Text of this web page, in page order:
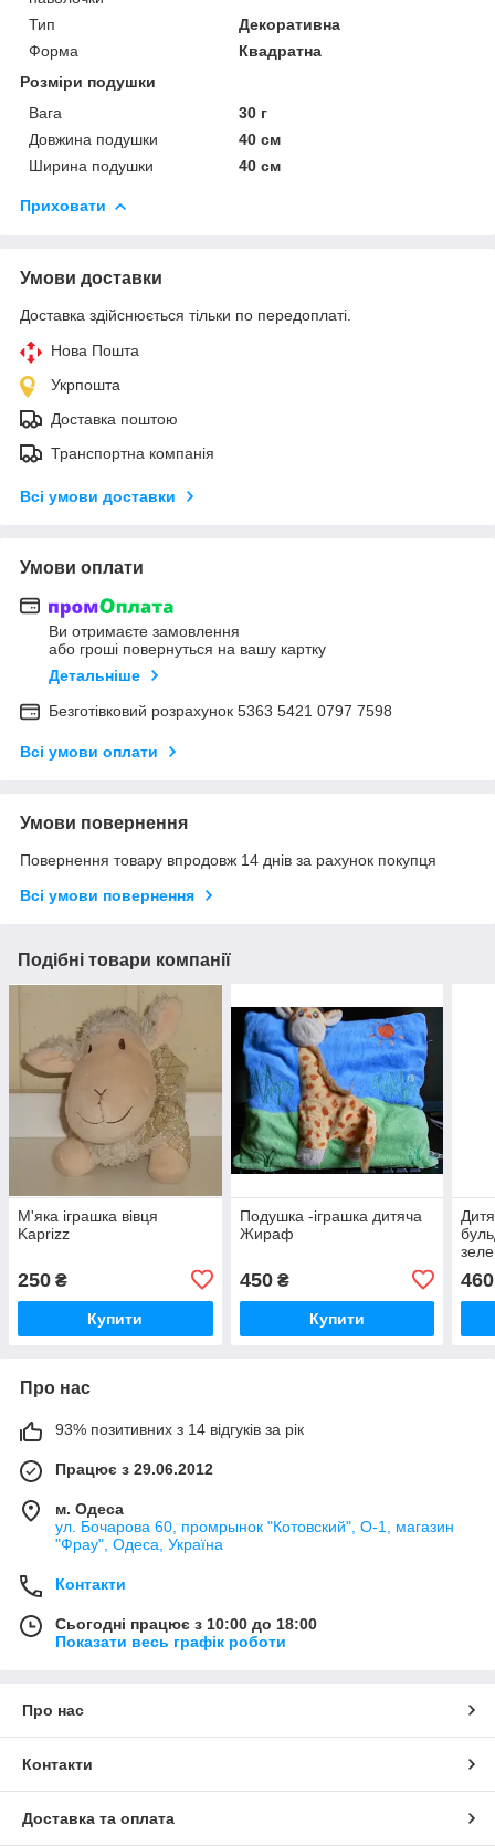
Тип
Декоративна
Форма
Квадратна
Розміри подушки
Вага
30 г
Довжина подушки
40 см
Ширина подушки
40 см
Приховати
Умови доставки
Доставка здійснюється тільки по передоплаті.
Нова Пошта
Укрпошта
Доставка поштою
Транспортна компанія
Всі умови доставки
Умови оплати
Ви отримаєте замовлення
або гроші повернуться на вашу картку
Детальніше
Безготівковий розрахунок 5363 5421 0797 7598
Всі умови оплати
Умови повернення
Повернення товару впродовж 14 днів за рахунок покупця
Всі умови повернення
Подібні товари компанії
М'яка іграшка вівця
Kaprizz
250 ₴
Купити
Подушка -іграшка дитяча
Жираф
450₴
Купити
460
Про нас
93% позитивних з 14 відгуків за рік
Працює з 29.06.2012
м. Одеса
ул. Бочарова 60, промрынок "Котовский", О-1, магазин
"Фрау", Одеса, Україна
Контакти
Сьогодні працює з 10:00 до 18:00
Показати весь графік роботи
Про нас
Контакти
Доставка та оплата